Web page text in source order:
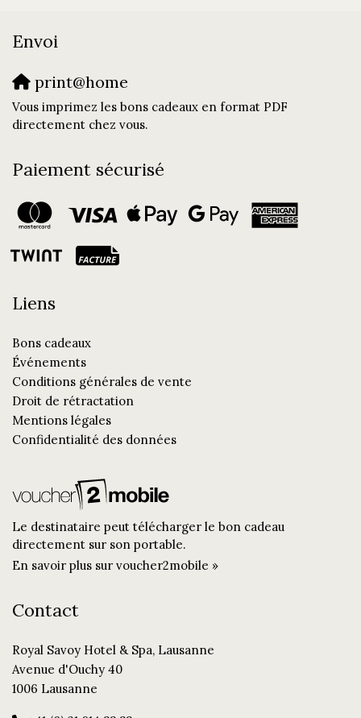
Envoi
print@home
Vous imprimez les bons cadeaux en format PDF
directement chez vous.
Paiement sécurisé
Liens
Bons cadeaux
Événements
Conditions générales de vente
Droit de rétractation
Mentions légales
Confidentialité des données
Le destinataire peut télécharger le bon cadeau
directement sur son portable.
En savoir plus sur voucher2mobile »
Contact
Royal Savoy Hotel & Spa, Lausanne
Avenue d'Ouchy 40
1006 Lausanne